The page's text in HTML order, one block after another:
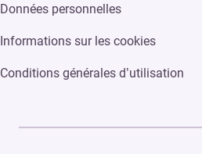
Données personnelles
Informations sur les cookies
Conditions générales d’utilisation